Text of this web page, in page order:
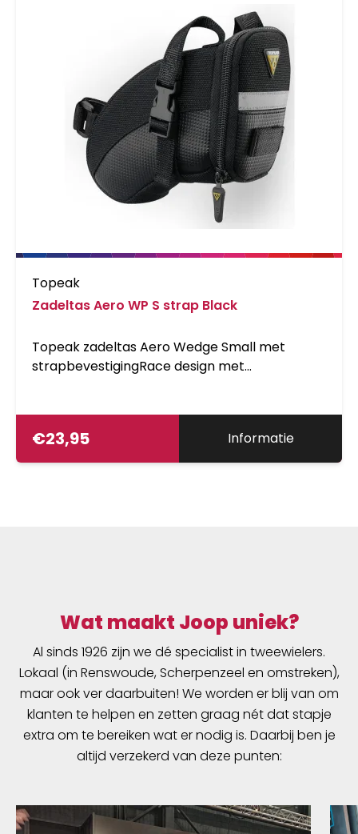
Water-resistant zipper with large, reinforced
pull loop.SpecificationsColour: BLACKLength:
147,8 mmWidth: 93,2 mmHeight: 111,6
mmWeight: 160,6 gVolume: 0.8 L
Topeak
Zadeltas Aero WP S strap Black
Topeak zadeltas Aero Wedge Small met
strapbevestigingRace design met
€23,95 Informatie
Wat maakt Joop uniek?
Al sinds 1926 zijn we dé specialist in tweewielers.
Lokaal (in Renswoude, Scherpenzeel en omstreken),
maar ook ver daarbuiten! We worden er blij van om
klanten te helpen en zetten graag nét dat stapje
extra om te bereiken wat er nodig is. Daarbij ben je
altijd verzekerd van deze punten: